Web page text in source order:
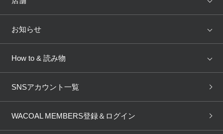
トピックス
AMPHI une nana cool
OUR WACOAL
WACOAL Remamma Mens Innerwear
店舗を探す
ブラ無料診断
3Dボディスキャン
お知らせ
新着情報
商品回収
How to & 読み物
下着の基礎知識
ブラパン ワコールスタイル
SNSアカウント一覧
WACOAL MEMBERS登録＆ログイン